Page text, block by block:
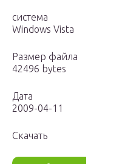
система
Windows Vista
Размер файла
42496 bytes
Дата
2009-04-11
Скачать